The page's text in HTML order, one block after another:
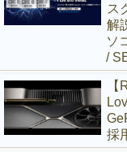
ス
解
ソ
/
採